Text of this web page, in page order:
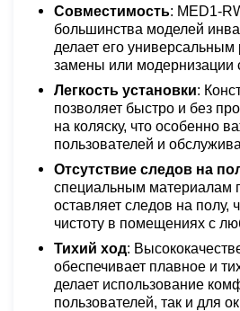
Совместимость: MED1-
большинства моделей
делает его
замены или модернизации
Легкость установки:
позволяет быстро и без
на коляску, что особенно
пользователей и
Отсутствие следов на
специальным материалам
оставляет следов на полу,
чистоту в помещениях с
Тихий ход:
обеспечивает плавное и
делает использование
пользователей, так и для